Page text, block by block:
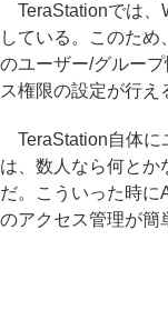
TeraStationでは、
している。このた
のユーザー/グルー
ス権限の設定が行え
TeraStation自体に
は、数人なら何とか
だ。こういった時
のアクセス管理が簡